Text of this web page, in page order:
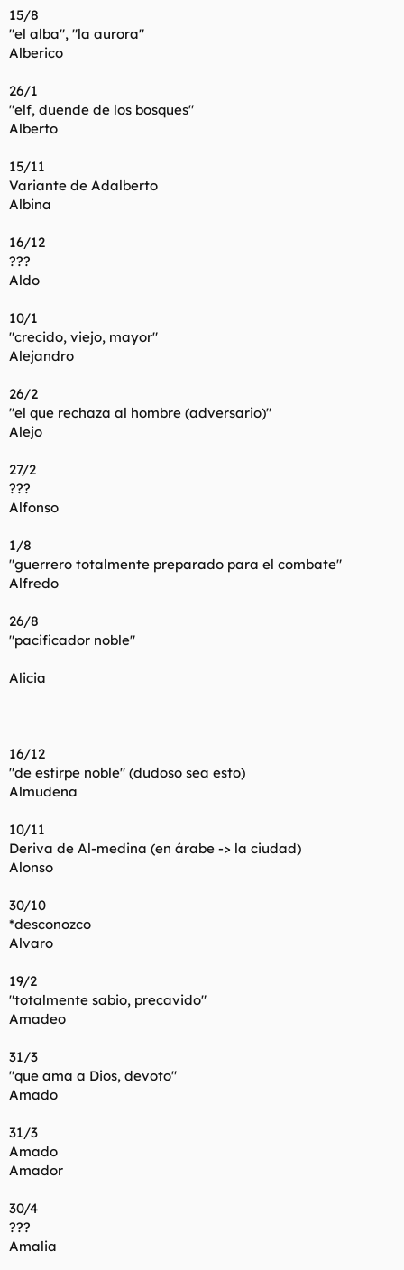
15/8
"el alba", "la aurora"
Alberico
26/1
"elf, duende de los bosques"
Alberto
15/11
Variante de Adalberto
Albina
16/12
???
Aldo
10/1
"crecido, viejo, mayor"
Alejandro
26/2
"el que rechaza al hombre (adversario)"
Alejo
27/2
???
Alfonso
1/8
"guerrero totalmente preparado para el combate"
Alfredo
26/8
"pacificador noble"
Alicia
16/12
"de estirpe noble" (dudoso sea esto)
Almudena
10/11
Deriva de Al-medina (en árabe -> la ciudad)
Alonso
30/10
*desconozco
Alvaro
19/2
"totalmente sabio, precavido"
Amadeo
31/3
"que ama a Dios, devoto"
Amado
31/3
Amado
Amador
30/4
???
Amalia